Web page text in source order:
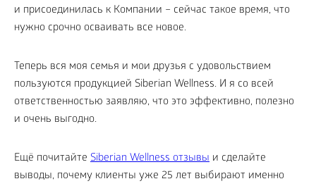
и присоединилась к Компании – сейчас такое время, что
нужно срочно осваивать все новое.
Теперь вся моя семья и мои друзья с удовольствием
пользуются продукцией Siberian Wellness. И я со всей
ответственностью заявляю, что это эффективно, полезно
и очень выгодно.
Ещё почитайте Siberian Wellness отзывы и сделайте
выводы, почему клиенты уже 25 лет выбирают именно